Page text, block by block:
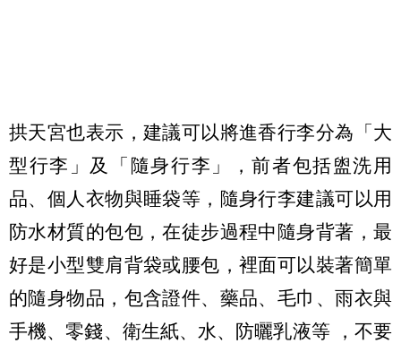
拱天宮也表示，建議可以將進香行李分為「大
型行李」及「隨身行李」，前者包括盥洗用
品、個人衣物與睡袋等，隨身行李建議可以用
防水材質的包包，在徒步過程中隨身背著，最
好是小型雙肩背袋或腰包，裡面可以裝著簡單
的隨身物品，包含證件、藥品、毛巾、雨衣與
手機、零錢、衛生紙、水、防曬乳液等 ，不要